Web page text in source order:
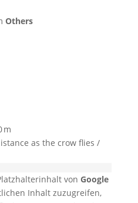
Others
m
as the crow flies /
von Google
Inhalt zuzugreifen,